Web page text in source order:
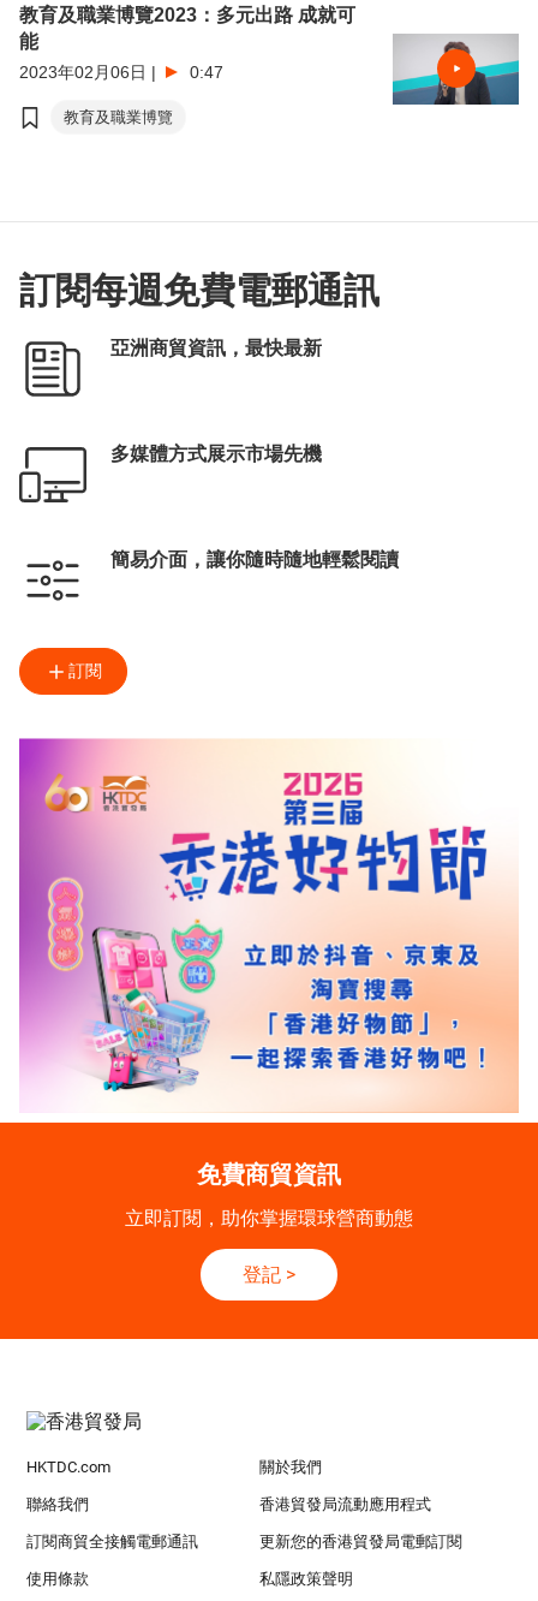
教育及職業博覽2023：多元出路 成就可
能
2023年02月06日 | 0:47
教育及職業博覽
訂閱每週免費電郵通訊
亞洲商貿資訊，最快最新
多媒體方式展示市場先機
簡易介面，讓你隨時隨地輕鬆閱讀
訂閱
免費商貿資訊
立即訂閱，助你掌握環球營商動態
登記 >
HKTDC.com 關於我們
聯絡我們 香港貿發局流動應用程式
訂閱商貿全接觸電郵通訊 更新您的香港貿發局電郵訂閱
使用條款 私隱政策聲明